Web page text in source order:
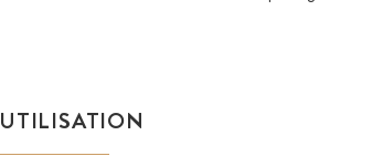
UTILISATION